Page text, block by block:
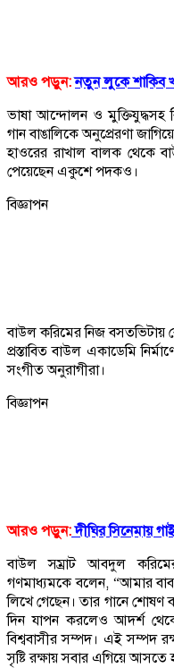
আরও পড়ুন:নতুন লুকে শাকিব
ভাষা আন্দোলন ও মুক্তিযুদ্ধসহ
গান বাঙালিকে অনুপ্রেরণা
হাওরের রাখাল বালক থেকে
পেয়েছেন একুশে পদকও।
বিজ্ঞাপন
বাউল করিমের নিজ বসতভিটায়
প্রস্তাবিত বাউল একাডেমি
সংগীত অনুরাগীরা।
বিজ্ঞাপন
আরও পড়ুন:দীঘির সিনেমায়
বাউল সম্রাট আবদুল
গণমাধ্যমকে বলেন, “আমার
লিখে গেছেন। তার গানে শোষণ
দিন যাপন করলেও আদর্শ
বিশ্ববাসীর সম্পদ। এই সম্পদ
সৃষ্টি রক্ষায় সবার এগিয়ে আসতে